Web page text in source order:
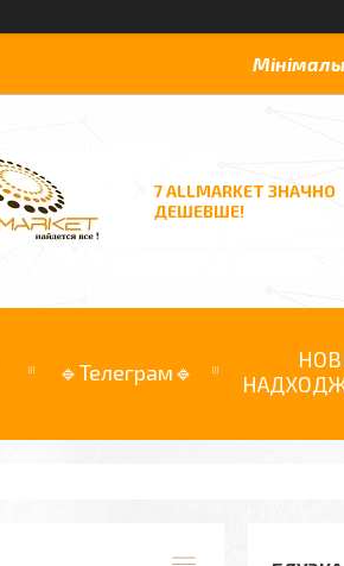
7 ALLMARKET ЗНАЧНО
ДЕШЕВШЕ!
🔹Телеграм🔹